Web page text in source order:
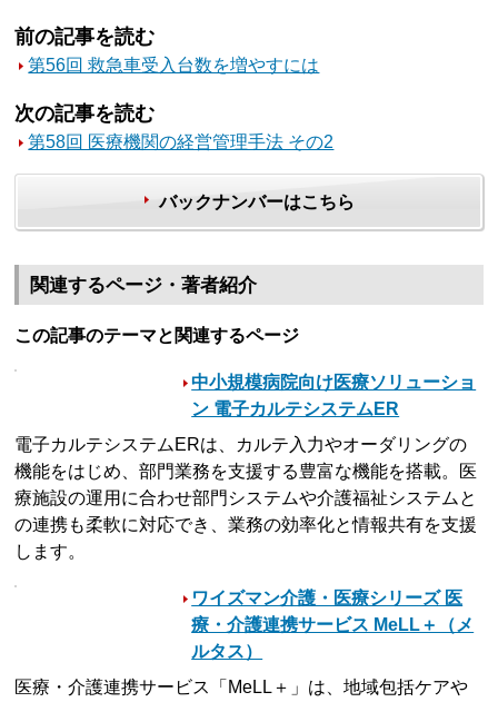
前の記事を読む
第56回 救急車受入台数を増やすには
次の記事を読む
第58回 医療機関の経営管理手法 その2
バックナンバーはこちら
関連するページ・著者紹介
この記事のテーマと関連するページ
中小規模病院向け医療ソリューショ
ン 電子カルテシステムER
電子カルテシステムERは、カルテ入力やオーダリングの
機能をはじめ、部門業務を支援する豊富な機能を搭載。医
療施設の運用に合わせ部門システムや介護福祉システムと
の連携も柔軟に対応でき、業務の効率化と情報共有を支援
します。
ワイズマン介護・医療シリーズ 医
療・介護連携サービス MeLL＋（メ
ルタス）
医療・介護連携サービス「MeLL＋」は、地域包括ケアや